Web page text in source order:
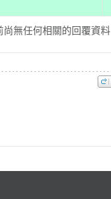
尚無任何相關的回覆資料